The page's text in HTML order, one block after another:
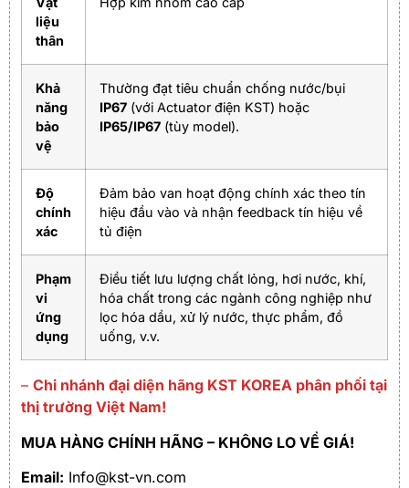
liệu
thân
Khả
năng
bảo
vệ
Thường đạt tiêu chuẩn chống nước/bụi
IP67 (với Actuator điện KST) hoặc
IP65/IP67 (tùy model).
Độ
chính
xác
Đảm bảo van hoạt động chính xác theo tín
hiệu đầu vào và nhận feedback tín hiệu về
tủ điện
Phạm
vi
ứng
dụng
Điều tiết lưu lượng chất lỏng, hơi nước, khí,
hóa chất trong các ngành công nghiệp như
lọc hóa dầu, xử lý nước, thực phẩm, đồ
uống, v.v.
– Chi nhánh đại diện hãng KST KOREA phân phối tại
thị trường Việt Nam!
MUA HÀNG CHÍNH HÃNG – KHÔNG LO VỀ GIÁ!
Email: Info@kst-vn.com